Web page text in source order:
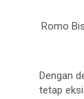
Romo
Dengan
tetap